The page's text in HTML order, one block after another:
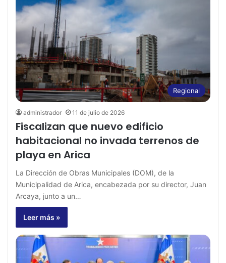
Regional
administrador 11 de julio de 2026
Fiscalizan que nuevo edificio
habitacional no invada terrenos de
playa en Arica
La Dirección de Obras Municipales (DOM), de la
Municipalidad de Arica, encabezada por su director, Juan
Arcaya, junto a un…
Leer más »